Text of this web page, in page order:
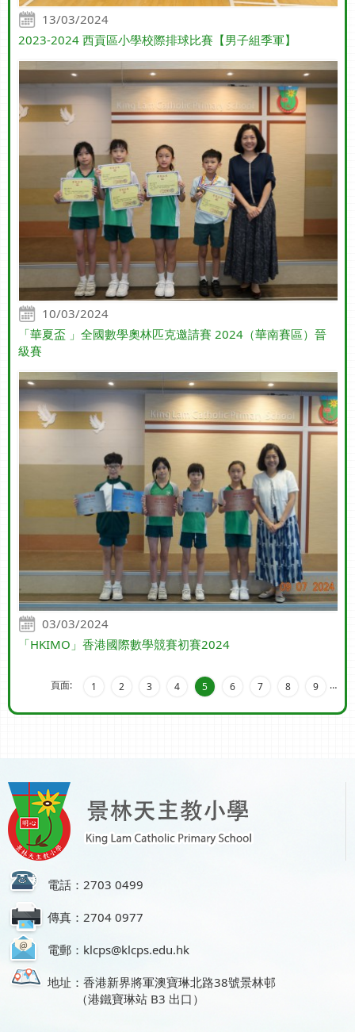
13/03/2024
2023-2024 西貢區小學校際排球比賽【男子組季軍】
10/03/2024
「華夏盃 」全國數學奧林匹克邀請賽 2024（華南賽區）晉
級賽
03/03/2024
「HKIMO」香港國際數學競賽初賽2024
頁面: 1 2 3 4 5 6 7 8 9 …
電話：2703 0499
傳真：2704 0977
電郵：klcps@klcps.edu.hk
地址：香港新界將軍澳寶琳北路38號景林邨
（港鐵寶琳站 B3 出口）